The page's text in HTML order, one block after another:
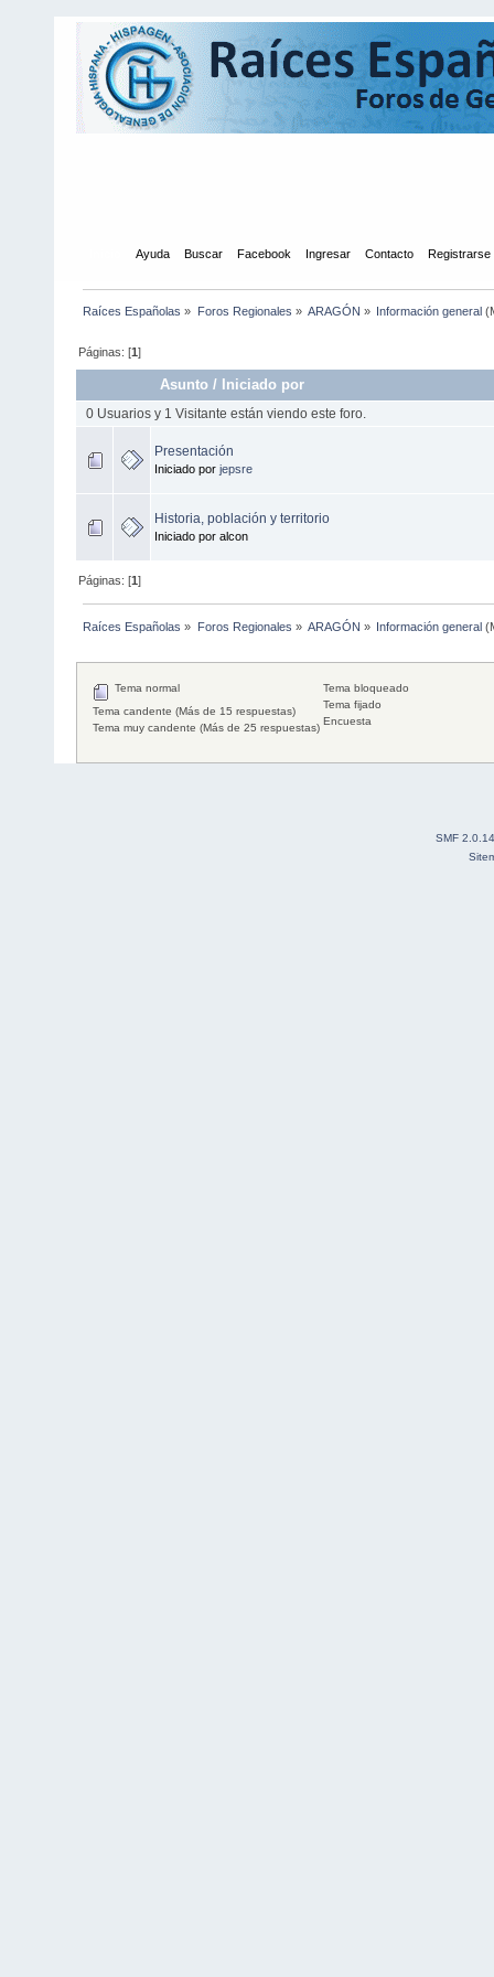
Ayuda Buscar Facebook Ingresar Contacto Registrarse
Raíces Españolas » Foros Regionales » ARAGÓN » Información general
Páginas: [1]
Asunto / Iniciado por
0 Usuarios y 1 Visitante están viendo este foro.
Presentación
Iniciado por jepsre
Historia, población y territorio
Iniciado por alcon
Páginas: [1]
Raíces Españolas » Foros Regionales » ARAGÓN » Información general
Tema normal
Tema candente (Más de 15 respuestas)
Tema muy candente (Más de 25 respuestas)
Tema bloqueado
Tema fijado
Encuesta
SMF 2.0.14